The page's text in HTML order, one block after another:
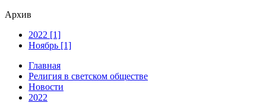
Архив
2022 [1]
Ноябрь [1]
Главная
Религия в светском обществе
Новости
2022